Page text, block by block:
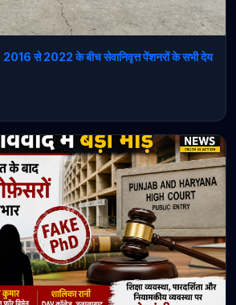
2016 से 2022 के बीच सेवानिवृत्त पेंशनरों के सभी देय